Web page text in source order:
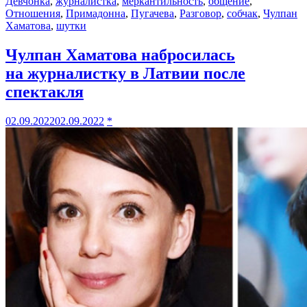
Отношения, Примадонна, Пугачева, Разговор, собчак, Чулпан
Хаматова, шутки
Чулпан Хаматова набросилась
на журналистку в Латвии после
спектакля
02.09.202202.09.2022 *